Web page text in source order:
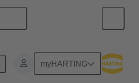
myHARTING
placa madre a tarjeta hija